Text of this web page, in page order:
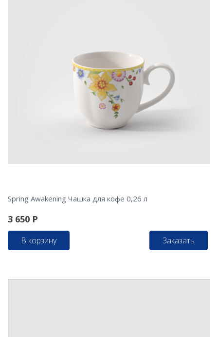
Spring Awakening Чашка для кофе 0,26 л
3 650 Р
В корзину Заказать